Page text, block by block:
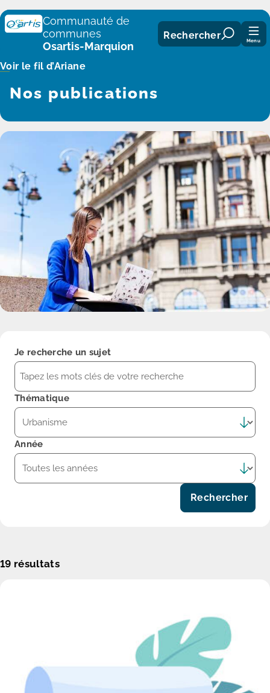
Panneau de gestion des cookies
Communauté de
communes
Osartis-Marquion
Rechercher Menu
Voir le fil d’Ariane
Nos publications
Je recherche un sujet
Thématique
Année
Rechercher
19 résultats